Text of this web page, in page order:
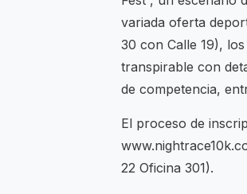
variada oferta
30 con Calle 19),
transpirable con
de competencia,
El proceso de
22 Oficina 301).